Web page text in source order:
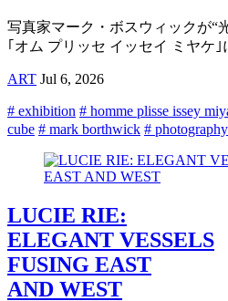
写真家マーク・ボスウィックが“
｢オム プリッセ イッセイ ミヤケ｣
ART Jul 6, 2026
# exhibition # homme plisse issey
cube # mark borthwick # photography
LUCIE RIE:
ELEGANT VESSELS
FUSING EAST
AND WEST